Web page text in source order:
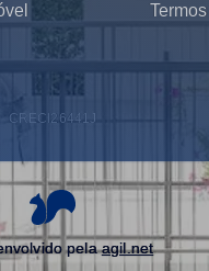
CRECI 26441J
pelaagil.net